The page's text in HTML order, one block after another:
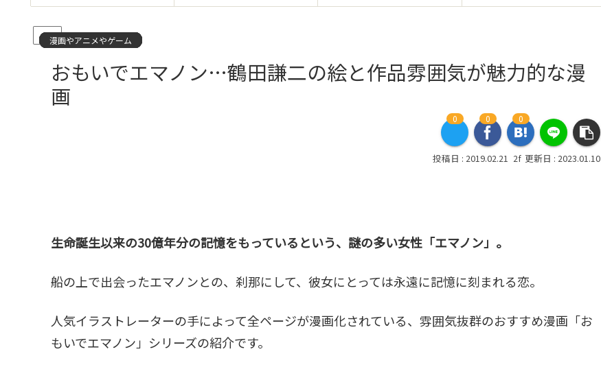
PR
おもいでエマノン…鶴田謙二の絵と作品雰囲気が魅力的な漫
画
0 0 0
2019.02.21 2023.01.10
生命誕生以来の30億年分の記憶をもっているという、謎の多い女性「エマノン」。
船の上で出会ったエマノンとの、刹那にして、彼女にとっては永遠に記憶に刻まれる恋。
人気イラストレーターの手によって全ページが漫画化されている、雰囲気抜群のおすすめ漫画「お
もいでエマノン」シリーズの紹介です。
漫画やアニメやゲーム
漫画やアニメやゲーム
漫画やアニメやゲーム
漫画やアニメやゲーム
漫画やアニメやゲーム
漫画やアニメやゲーム
漫画やアニメやゲーム
漫画やアニメやゲーム
漫画やアニメやゲーム
漫画やアニメやゲーム
漫画やアニメやゲーム
漫画やアニメやゲーム
漫画やアニメやゲーム
漫画やアニメやゲーム
漫画やアニメやゲーム